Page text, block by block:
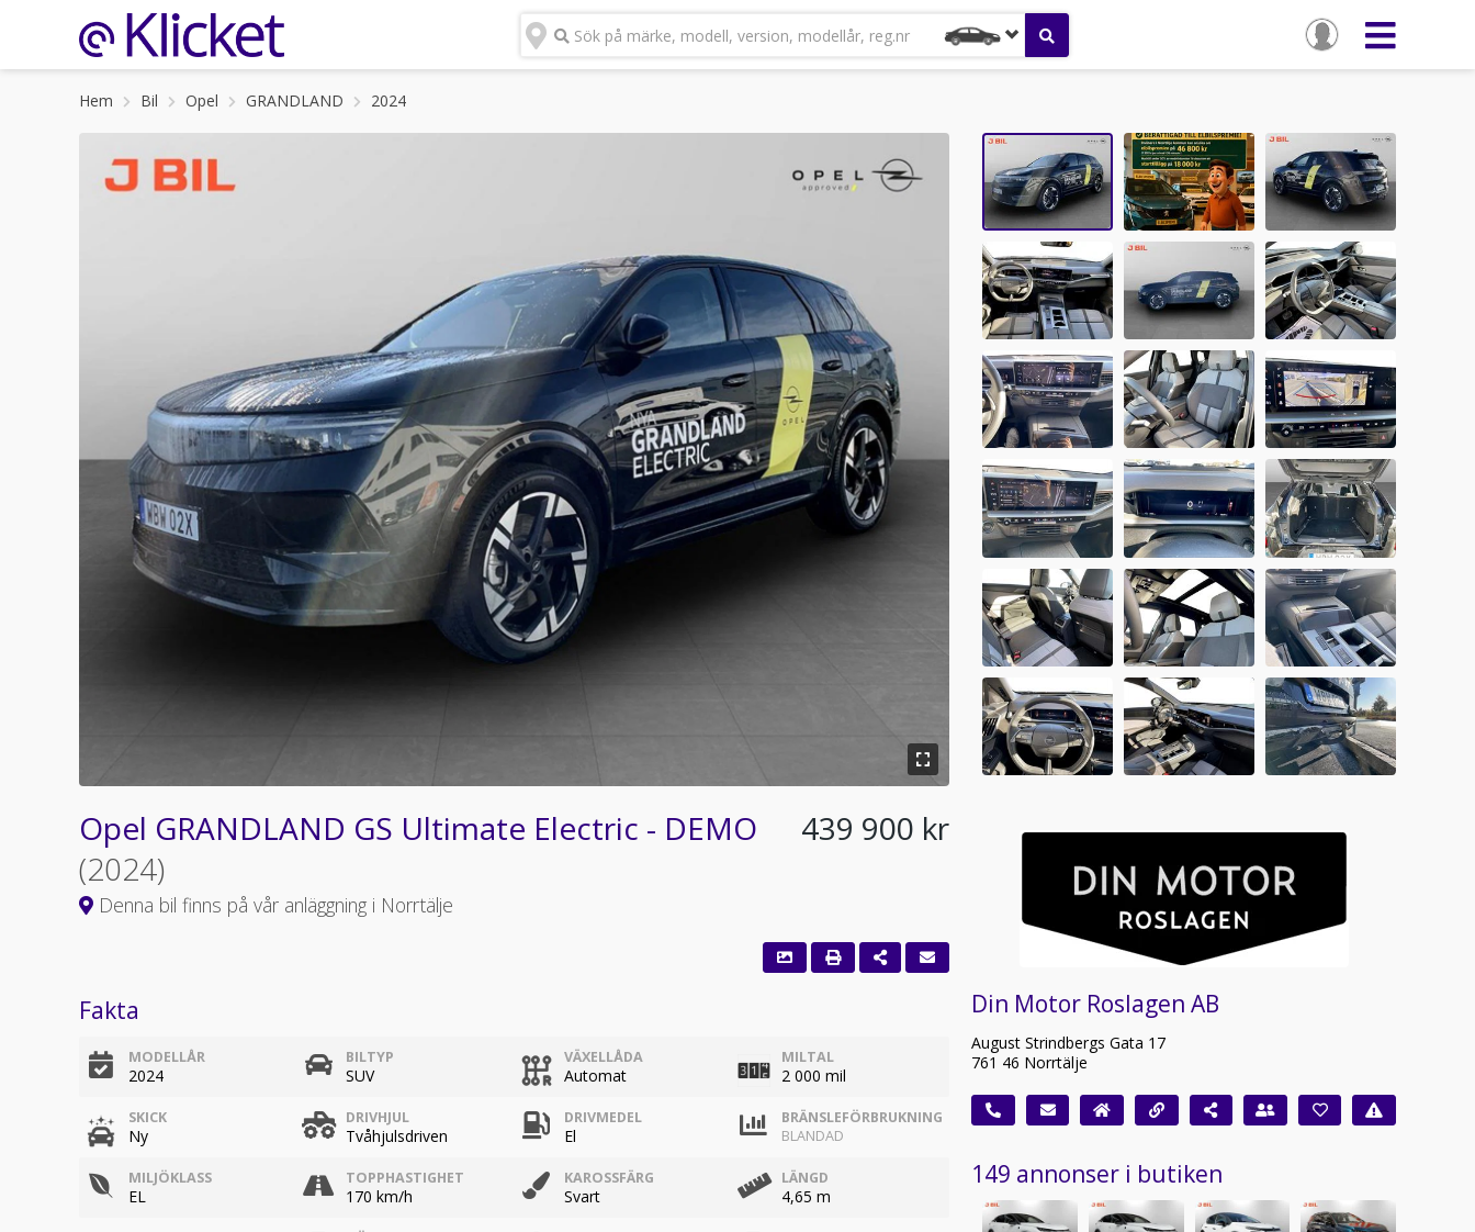
Sök på märke, modell, version, modellår, reg.nr
Hem Bil Opel GRANDLAND 2024
Opel GRANDLAND GS Ultimate Electric - DEMO
(2024)
Denna bil finns på vår anläggning i Norrtälje
439 900 kr
Fakta
MODELLÅR
2024
BILTYP
SUV
VÄXELLÅDA
Automat
MILTAL
2 000 mil
SKICK
Ny
DRIVHJUL
Tvåhjulsdriven
DRIVMEDEL
El
BRÄNSLEFÖRBRUKNING
BLANDAD
MILJÖKLASS
EL
TOPPHASTIGHET
170 km/h
KAROSSFÄRG
Svart
LÄNGD
4,65 m
Din Motor Roslagen AB
August Strindbergs Gata 17
761 46 Norrtälje
149 annonser i butiken